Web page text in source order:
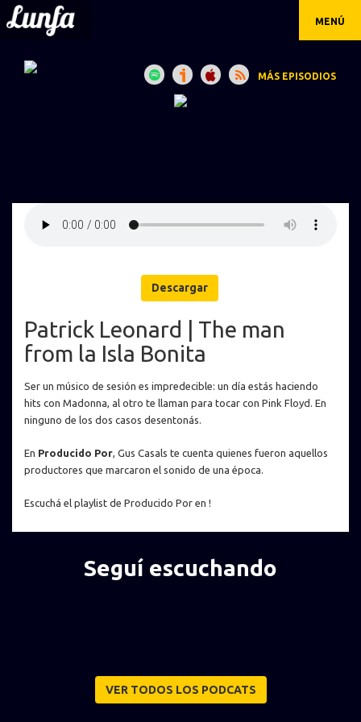
MENÚ
MÁS EPISODIOS
Descargar
Patrick Leonard | The man
from la Isla Bonita
Ser un músico de sesión es impredecible: un día estás haciendo
hits con Madonna, al otro te llaman para tocar con Pink Floyd. En
ninguno de los dos casos desentonás.
En Producido Por, Gus Casals te cuenta quienes fueron aquellos
productores que marcaron el sonido de una época.
Escuchá el playlist de Producido Por en !
Seguí escuchando
VER TODOS LOS PODCATS